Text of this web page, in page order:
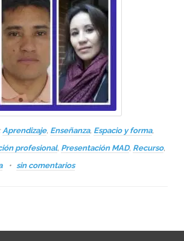
Aprendizaje, Enseñanza, Espacio y forma,
profesional, Presentación MAD, Recurso,
sin comentarios